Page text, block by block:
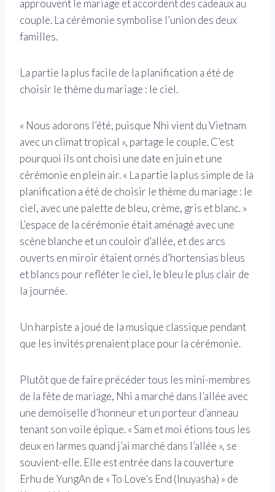
approuvent le mariage et accordent des cadeaux au
couple. La cérémonie symbolise l’union des deux
familles.
La partie la plus facile de la planification a été de
choisir le thème du mariage : le ciel.
« Nous adorons l’été, puisque Nhi vient du Vietnam
avec un climat tropical », partage le couple. C’est
pourquoi ils ont choisi une date en juin et une
cérémonie en plein air. « La partie la plus simple de la
planification a été de choisir le thème du mariage : le
ciel, avec une palette de bleu, crème, gris et blanc. »
L’espace de la cérémonie était aménagé avec une
scène blanche et un couloir d’allée, et des arcs
ouverts en miroir étaient ornés d’hortensias bleus
et blancs pour refléter le ciel, le bleu le plus clair de
la journée.
Un harpiste a joué de la musique classique pendant
que les invités prenaient place pour la cérémonie.
Plutôt que de faire précéder tous les mini-membres
de la fête de mariage, Nhi a marché dans l’allée avec
une demoiselle d’honneur et un porteur d’anneau
tenant son voile épique. « Sam et moi étions tous les
deux en larmes quand j’ai marché dans l’allée », se
souvient-elle. Elle est entrée dans la couverture
Erhu de YungAn de « To Love’s End (Inuyasha) » de